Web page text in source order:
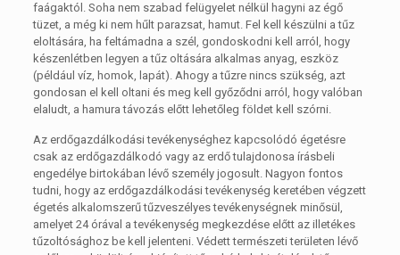
faágaktól. Soha nem szabad felügyelet nélkül hagyni az égő
tüzet, a még ki nem hűlt parazsat, hamut. Fel kell készülni a tűz
eloltására, ha feltámadna a szél, gondoskodni kell arról, hogy
készenlétben legyen a tűz oltására alkalmas anyag, eszköz
(például víz, homok, lapát). Ahogy a tűzre nincs szükség, azt
gondosan el kell oltani és meg kell győződni arról, hogy valóban
elaludt, a hamura távozás előtt lehetőleg földet kell szórni.
Az erdőgazdálkodási tevékenységhez kapcsolódó égetésre
csak az erdőgazdálkodó vagy az erdő tulajdonosa írásbeli
engedélye birtokában lévő személy jogosult. Nagyon fontos
tudni, hogy az erdőgazdálkodási tevékenység keretében végzett
égetés alkalomszerű tűzveszélyes tevékenységnek minősül,
amelyet 24 órával a tevékenység megkezdése előtt az illetékes
tűzoltósághoz be kell jelenteni. Védett természeti területen lévő